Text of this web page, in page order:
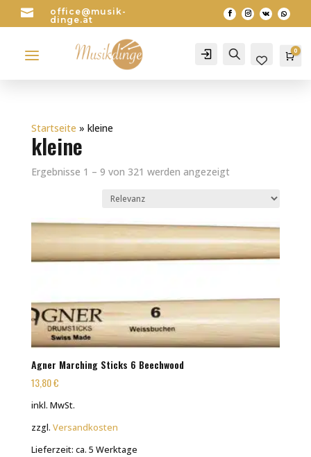

office@musik-
dinge.at
a Account Search 0
Startseite » kleine
kleine
Ergebnisse 1 – 9 von 321 werden angezeigt
Agner Marching Sticks 6 Beechwood
13,80€
inkl. MwSt.
zzgl. Versandkosten
Lieferzeit: ca. 5 Werktage